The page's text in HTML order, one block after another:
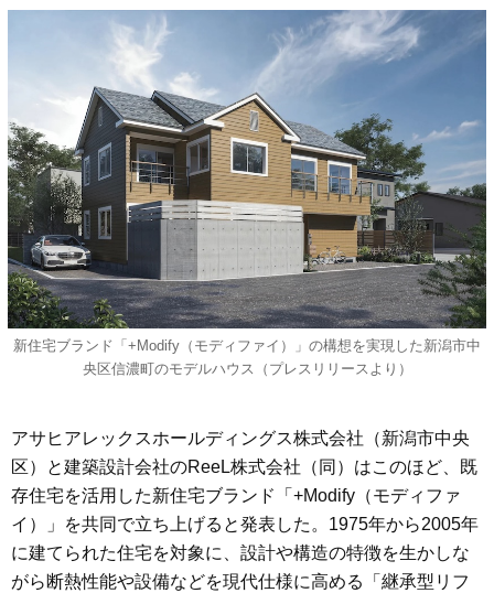
新住宅ブランド「+Modify（モディファイ）」の構想を実現した新潟市中
央区信濃町のモデルハウス（プレスリリースより）
アサヒアレックスホールディングス株式会社（新潟市中央
区）と建築設計会社のReeL株式会社（同）はこのほど、既
存住宅を活用した新住宅ブランド「+Modify（モディファ
イ）」を共同で立ち上げると発表した。1975年から2005年
に建てられた住宅を対象に、設計や構造の特徴を生かしな
がら断熱性能や設備などを現代仕様に高める「継承型リフ